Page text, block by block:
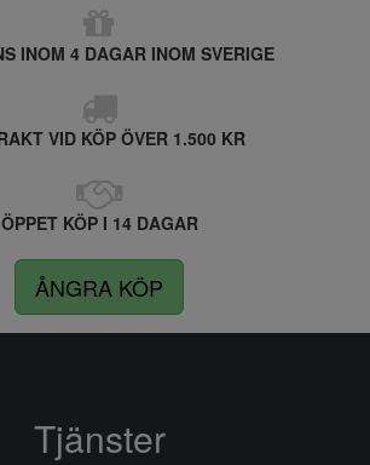
INOM 4 DAGAR INOM SVERIGE
VID KÖP ÖVER 1.500 KR
ÖPPET KÖP I 14 DAGAR
ÅNGRA KÖP
Tjänster